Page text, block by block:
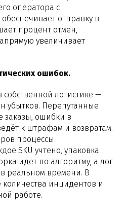
оператора с
отправку в
процент отмен,
увеличивает
ошибок.
логистике —
убытков. Перепутанные
заказы, ошибки в
к штрафам и возвратам.
процессы
SKU учтено, упаковка
идёт по алгоритму, а лог
реальном времени. В
инцидентов и
работе.